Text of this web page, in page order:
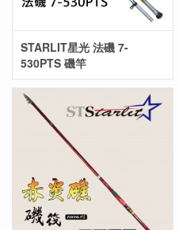
STARLIT星光 法磯 7-
530PTS 磯竿